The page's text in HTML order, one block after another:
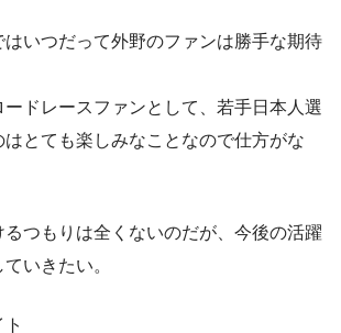
はいつだって外野のファンは勝手な期待
ドレースファンとして、若手日本人選
とても楽しみなことなので仕方がな
つもりは全くないのだが、今後の活躍
いきたい。